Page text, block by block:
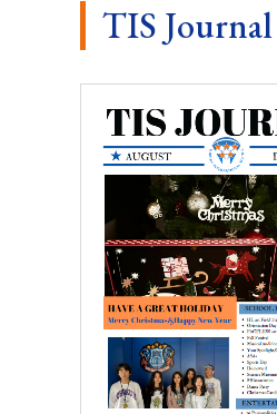
TIS Journal